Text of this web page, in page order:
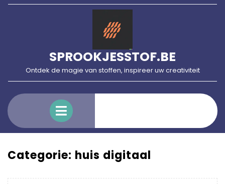
Skip
SPROOKJESSTOF.BE
Ontdek de magie van stoffen, inspireer uw creativiteit
Menu
Categorie: huis digitaal